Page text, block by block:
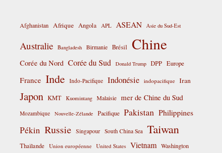
Afghanistan Afrique Angola APL ASEAN Asie du Sud-Est
Australie Bangladesh Birmanie Brésil Chine
Corée du Nord Corée du Sud Donald Trump DPP Europe
France Inde Indo-Pacifique Indonésie indopacifique Iran
Japon KMT Kuomintang Malaisie mer de Chine du Sud
Mozambique Nouvelle-Zélande Pacifique Pakistan Philippines
Pékin Russie Singapour South China Sea Taiwan
Thaïlande Union européenne United States Vietnam Washington